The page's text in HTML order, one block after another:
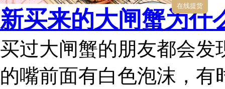
新买来的大闸蟹为什
买过大闸蟹的朋友都会发
的嘴前面有白色泡沫，
在线提货